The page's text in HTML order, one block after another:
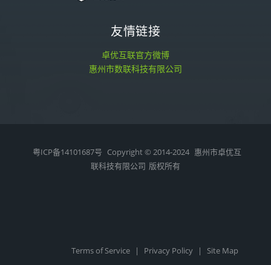
友情链接
卓优互联官方微博
惠州市数联科技有限公司
粤ICP备14101687号 Copyright © 2014-2024 惠州市卓优互
联科技有限公司 版权所有
Terms of Service | Privacy Policy | Site Map